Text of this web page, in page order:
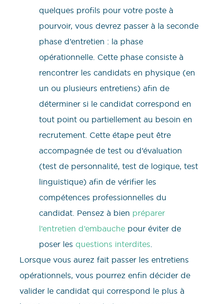
quelques profils pour votre poste à
pourvoir, vous devrez passer à la seconde
phase d’entretien : la phase
opérationnelle. Cette phase consiste à
rencontrer les candidats en physique (en
un ou plusieurs entretiens) afin de
déterminer si le candidat correspond en
tout point ou partiellement au besoin en
recrutement. Cette étape peut être
accompagnée de test ou d’évaluation
(test de personnalité, test de logique, test
linguistique) afin de vérifier les
compétences professionnelles du
candidat. Pensez à bien préparer
l’entretien d’embauche pour éviter de
poser les questions interdites
Lorsque vous aurez fait passer les entretiens
opérationnels, vous pourrez enfin décider de
valider le candidat qui correspond le plus à